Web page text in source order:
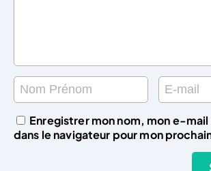
Enregistrer mon nom, mon e-
dans le navigateur pour mon